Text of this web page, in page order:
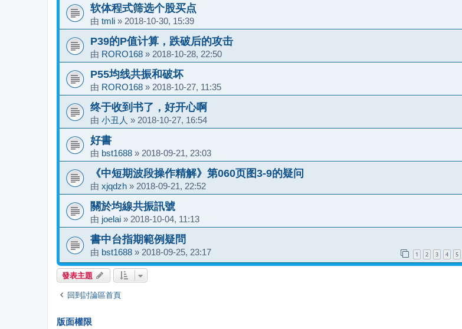
软体程式筛选个股买点
由 tmli » 2018-10-30, 15:39
P39的P值计算，跌破后的攻击
由 RORO168 » 2018-10-28, 22:50
P55均线共振和破坏
由 RORO168 » 2018-10-27, 11:35
终于收到书了，好开心啊
由 小丑人 » 2018-10-27, 16:54
好書
由 bst1688 » 2018-09-21, 23:03
《中短期波段操作精解》第060页图3-9的疑问
由 xjqdzh » 2018-09-21, 22:52
關於均線共振訊號
由 joelai » 2018-10-04, 11:13
書中台指期範例疑問
由 bst1688 » 2018-09-25, 23:17 1 2 3 4 5
發表主題
回到討論區首頁
版面權限